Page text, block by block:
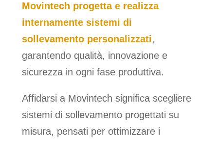
Movintech progetta e realizza
internamente sistemi di
sollevamento personalizzati,
garantendo qualità, innovazione e
sicurezza in ogni fase produttiva.
Affidarsi a Movintech significa scegliere
sistemi di sollevamento progettati su
misura, pensati per ottimizzare i